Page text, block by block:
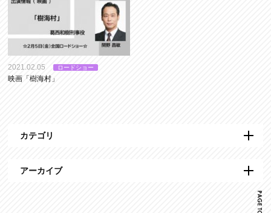
2021.02.05 ロードショー
映画「樹海村」
カテゴリ
アーカイブ